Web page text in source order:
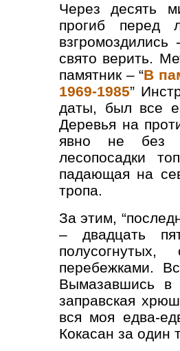
Через десять
прогиб перед
свято верить.
памятник – “В
1969-1985”
даты, был все
Деревья на
явно не без
лесопосадки
падающая на
тропа.
За этим,
– двадцать
полусогнутых,
перебежками.
Вымазавшись в
заправская
вся моя едва-
Кокасан за один